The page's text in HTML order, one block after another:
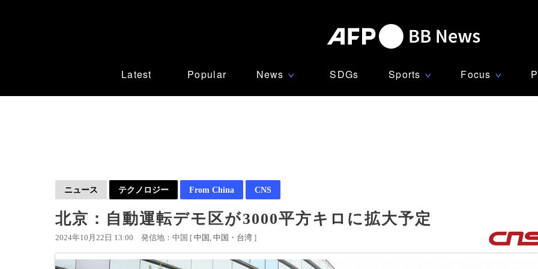
Latest Popular News ∨ SDGs Sports ∨ Focus ∨
ニュース テクノロジー From China CNS
北京：自動運転デモ区が3000平方キロに拡大予定
2024年10月22日 13:00 発信地：中国 [ 中国 中国・台湾 ]